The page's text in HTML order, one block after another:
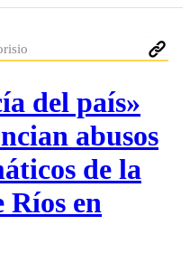
del país»
abusos
de la
en